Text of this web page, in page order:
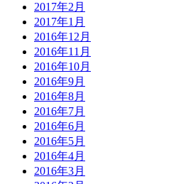
2017年2月
2017年1月
2016年12月
2016年11月
2016年10月
2016年9月
2016年8月
2016年7月
2016年6月
2016年5月
2016年4月
2016年3月